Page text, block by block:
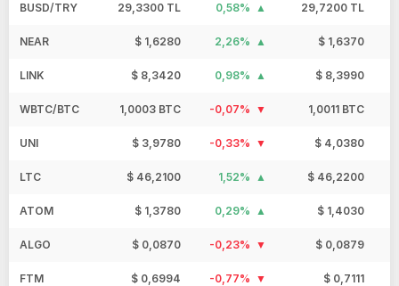
BUSD/TRY 29,3300 TL 0,58% 29,7200 TL
NEAR $ 1,6280 2,26% $ 1,6370
LINK $ 8,3420 0,98% $ 8,3990
WBTC/BTC 1,0003 BTC -0,07% 1,0011 BTC
UNI $ 3,9780 -0,33% $ 4,0380
LTC $ 46,2100 1,52% $ 46,2200
ATOM $ 1,3780 0,29% $ 1,4030
ALGO $ 0,0870 -0,23% $ 0,0879
FTM $ 0,6994 -0,77% $ 0,7111